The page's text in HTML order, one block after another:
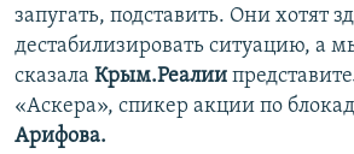
запугать, подставить. Они хотят
дестабилизировать ситуацию, а
сказала Крым.Реалии
«Аскера», спикер акции по
Арифова.